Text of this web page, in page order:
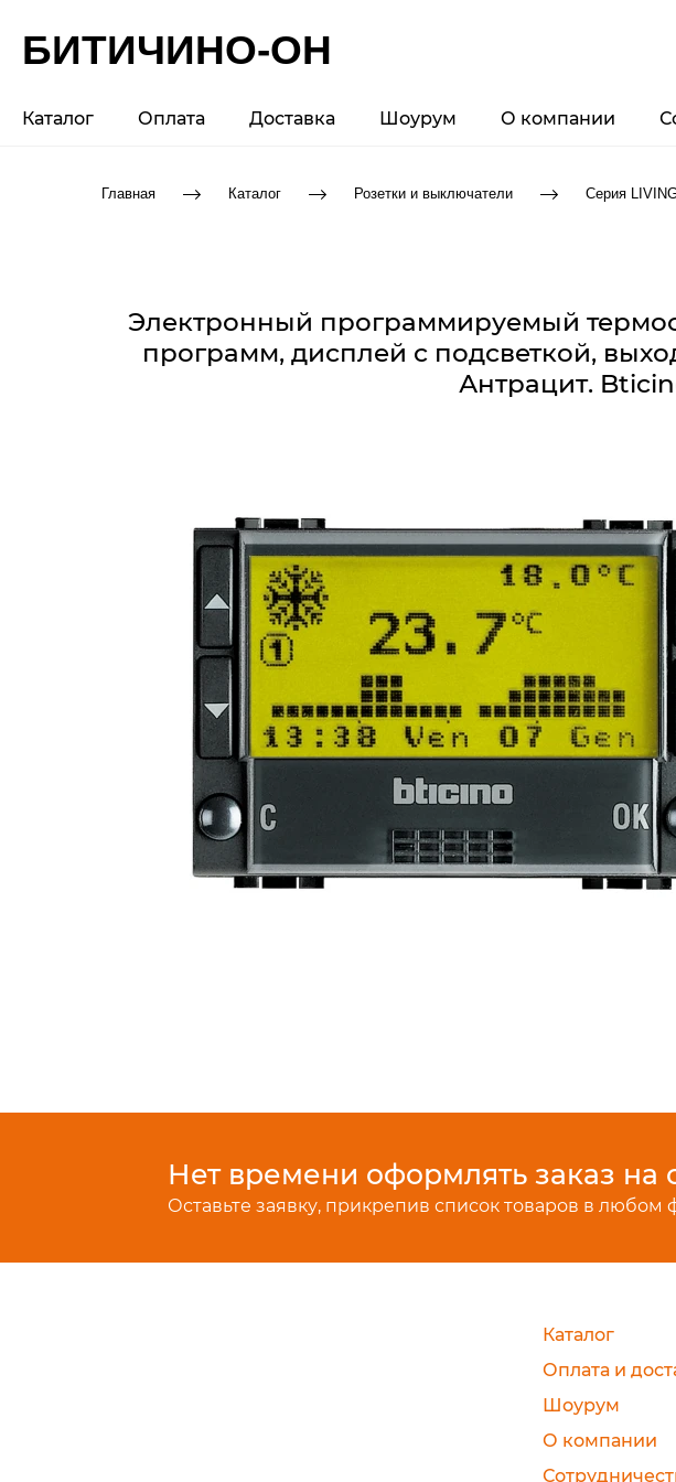
БИТИЧИНО-ОН
Каталог Оплата Доставка Шоурум О компании
Главная Каталог Розетки и выключатели Серия
Электронный программируемый
программ, дисплей c подсветкой,
Антрацит.
Нет времени оформлять заказ на
Оставьте заявку, прикрепив список товаров в любом
Каталог
Оплата и
Шоурум
О компании